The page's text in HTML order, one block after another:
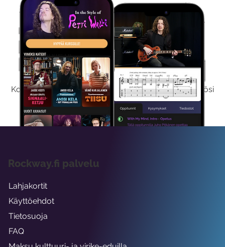
Kokeile Ilmaiseksi
Kokeilemalla ilmaiseksi saat koko sisältömme käyttöösi
viikon ajaksi.
Rockway.fi palvelu
Lahjakortit
Käyttöehdot
Tietosuoja
FAQ